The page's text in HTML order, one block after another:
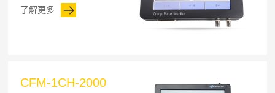
了解更多
CFM-1CH-2000